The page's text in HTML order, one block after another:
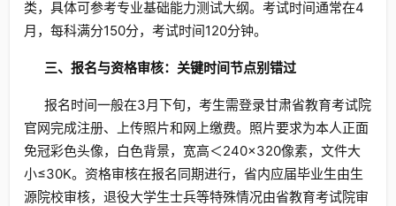
类，具体可参考专业基础能力测试大纲。考试时间通常在4
月，每科满分150分，考试时间120分钟。
三、报名与资格审核：关键时间节点别错过
报名时间一般在3月下旬，考生需登录甘肃省教育考试院
官网完成注册、上传照片和网上缴费。照片要求为本人正面
免冠彩色头像，白色背景，宽高＜240×320像素，文件大
小≤30K。资格审核在报名同期进行，省内应届毕业生由生
源院校审核，退役大学生士兵等特殊情况由省教育考试院审